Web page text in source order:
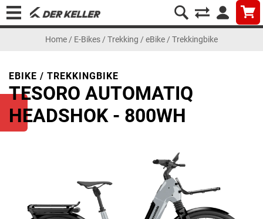
Home / E-Bikes / Trekking / eBike / Trekkingbike
EBIKE / TREKKINGBIKE
TESORO AUTOMATIQ
HEADSHOK - 800WH